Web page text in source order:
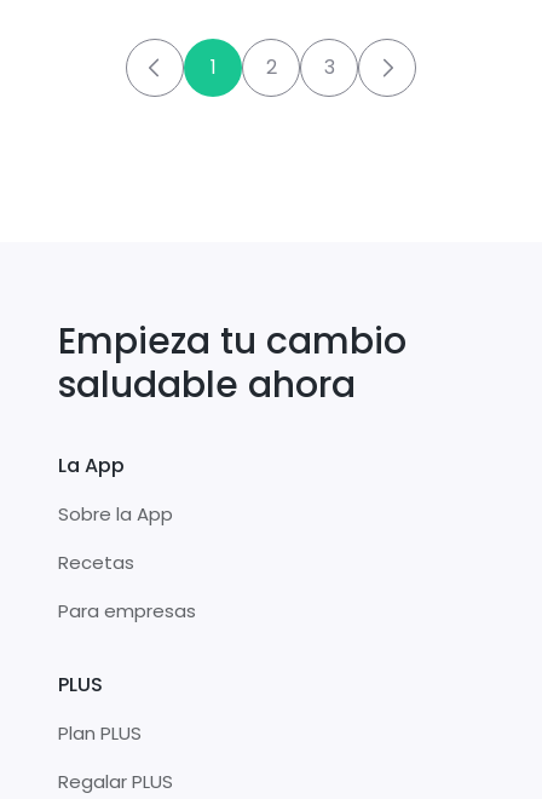
1 2 3
Empieza tu cambio
saludable ahora
La App
Sobre la App
Recetas
Para empresas
PLUS
Plan PLUS
Regalar PLUS